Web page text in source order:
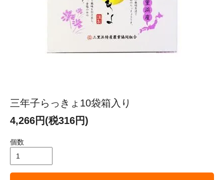
三年子らっきょ10袋箱入り
4,266円(税316円)
個数